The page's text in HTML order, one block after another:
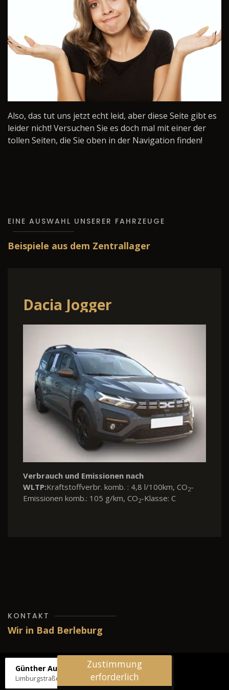
Also, das tut uns jetzt echt leid, aber diese Seite gibt es
leider nicht! Versuchen Sie es doch mal mit einer der
tollen Seiten, die Sie oben in der Navigation finden!
EINE AUSWAHL UNSERER FAHRZEUGE
Beispiele aus dem Zentrallager
Dacia Jogger
Verbrauch und Emissionen nach
WLTP:Kraftstoffverbr. komb. : 4,8 l/100km, CO2-
Emissionen komb.: 105 g/km, CO2-Klasse: C
KONTAKT
Wir in Bad Berleburg
Günther Autos & Service
Limburgstraße 39, 57319 Bad Berleburg
Zustimmung
erforderlich